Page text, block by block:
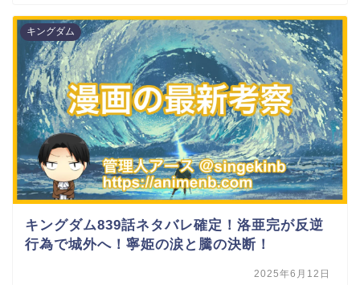
キングダム
キングダム839話ネタバレ確定！洛亜完が反逆
行為で城外へ！寧姫の涙と騰の決断！
2025年6月12日